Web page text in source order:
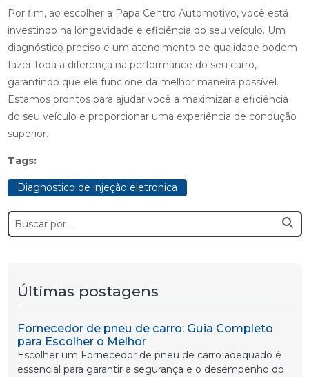
Por fim, ao escolher a Papa Centro Automotivo, você está
investindo na longevidade e eficiência do seu veículo. Um
diagnóstico preciso e um atendimento de qualidade podem
fazer toda a diferença na performance do seu carro,
garantindo que ele funcione da melhor maneira possível.
Estamos prontos para ajudar você a maximizar a eficiência
do seu veículo e proporcionar uma experiência de condução
superior.
Tags:
Diagnostico de injeção eletronica
Últimas postagens
Fornecedor de pneu de carro: Guia Completo
para Escolher o Melhor
Escolher um Fornecedor de pneu de carro adequado é
essencial para garantir a segurança e o desempenho do